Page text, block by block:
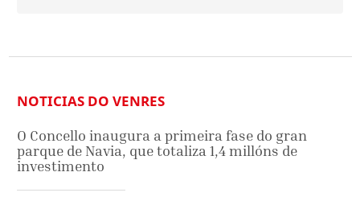
NOTICIAS DO VENRES
O Concello inaugura a primeira fase do gran
parque de Navia, que totaliza 1,4 millóns de
investimento